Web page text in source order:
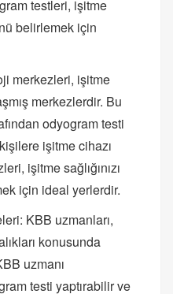
testleri, işitme
belirlemek için
merkezleri, işitme
merkezlerdir. Bu
odyogram testi
işitme cihazı
işitme sağlığınızı
için ideal yerlerdir.
KBB uzmanları,
konusunda
uzmanı
testi yaptırabilir ve